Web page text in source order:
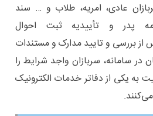
عادی، امریه، طلاب و … سند
پدر و تأییدیه ثبت احوال
بررسی و تایید مدارک و مستندات
سامانه، سربازان واجد شرایط را
به یکی از دفاتر خدمات الکترونیک